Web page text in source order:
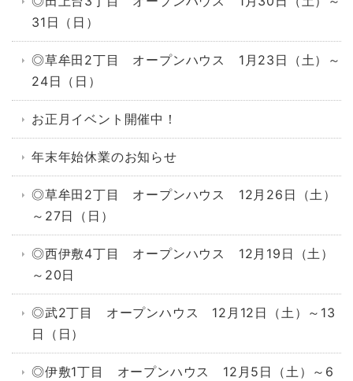
31日（日）
◎草牟田2丁目 オープンハウス 1月23日（土）～
24日（日）
お正月イベント開催中！
年末年始休業のお知らせ
◎草牟田2丁目 オープンハウス 12月26日（土）
～27日（日）
◎西伊敷4丁目 オープンハウス 12月19日（土）
～20日
◎武2丁目 オープンハウス 12月12日（土）～13
日（日）
◎伊敷1丁目 オープンハウス 12月5日（土）～6